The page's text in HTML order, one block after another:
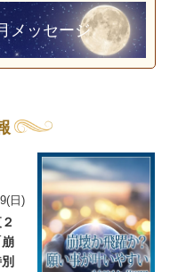
メッセージ
日)